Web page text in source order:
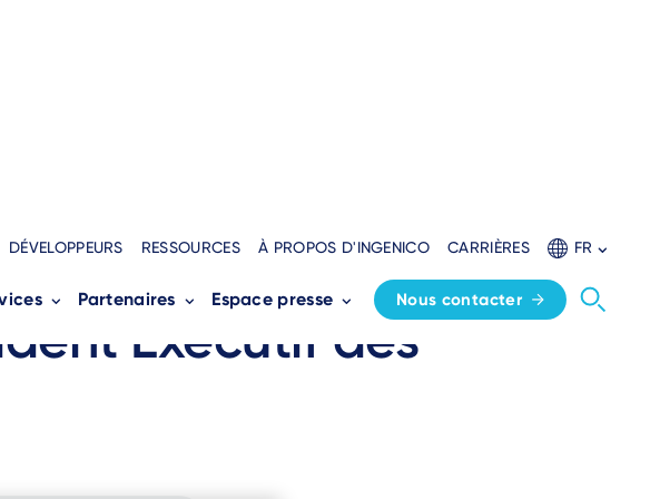
DÉVELOPPEURS RESSOURCES À PROPOS D'INGENICO CARRIÈRES FR
Partenaires Espace presse Nous contacter
Bronsgeest au
Exécutif des